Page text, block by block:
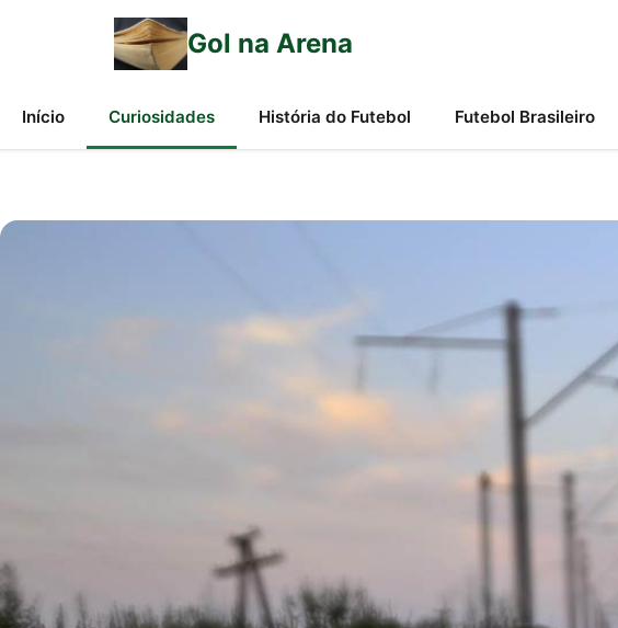
Gol na Arena
Início Curiosidades História do Futebol Futebol Brasileiro